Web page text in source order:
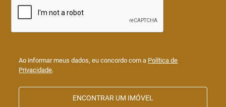
Ao informar meus dados, eu concordo com a Política de
Privacidade.
ENCONTRAR UM IMÓVEL